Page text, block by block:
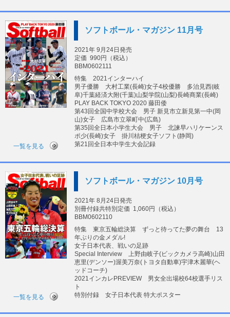
ソフトボール・マガジン 11月号
2021年 9月24日発売
定価 990円（税込）
BBM0602111
特集 2021インターハイ
男子優勝 大村工業(長崎)女子4校優勝 多治見西(岐
阜)千葉経済大附(千葉)山梨学院(山梨)長崎商業(長崎)
PLAY BACK TOKYO 2020 藤田倭
第43回全国中学校大会 男子 新見市立新見第一中(岡
山)女子 広島市立翠町中(広島)
第35回全日本小学生大会 男子 北諫早ハリケーンス
ポ少(長崎)女子 掛川桔梗女子ソフト(静岡)
第21回全日本中学生大会記録
一覧を見る
ソフトボール・マガジン 10月号
2021年 8月24日発売
別冊付録共特別定価 1,060円（税込）
BBM0602110
特集 東京五輪総決算 ずっと待ってた夢の舞台 13
年ぶりの金メダル!
女子日本代表、戦いの足跡
Special Interview 上野由岐子(ビックカメラ高崎)山田
恵里(デンソー)渥美万奈(トヨタ自動車)宇津木麗華(ヘ
ッドコーチ)
2021インカレPREVIEW 男女全出場校64校選手リス
ト
特別付録 女子日本代表 特大ポスター
一覧を見る